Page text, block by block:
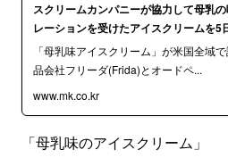
スクリームカンパニーが協力して母乳
レーションを受けたアイスクリームを5
「母乳味アイスクリーム」が米国全域
品会社フリーダ(Frida)とオードペ...
www.mk.co.kr
「母乳味のアイスクリーム」